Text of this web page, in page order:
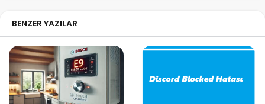
BENZER YAZILAR